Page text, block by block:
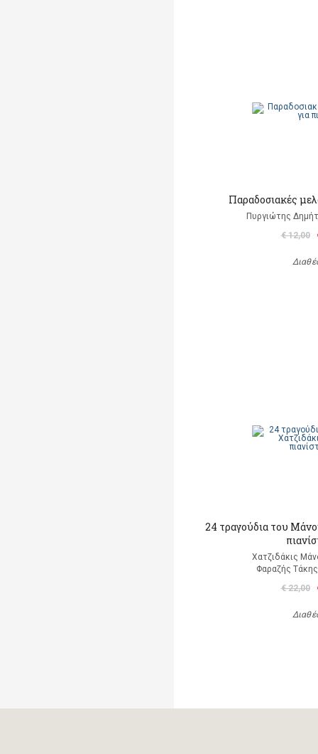
Παραδοσιακές
Πυργιώτης
€ 12,00
24 τραγούδια του
Χατζιδάκις
Φαραζής
€ 22,00